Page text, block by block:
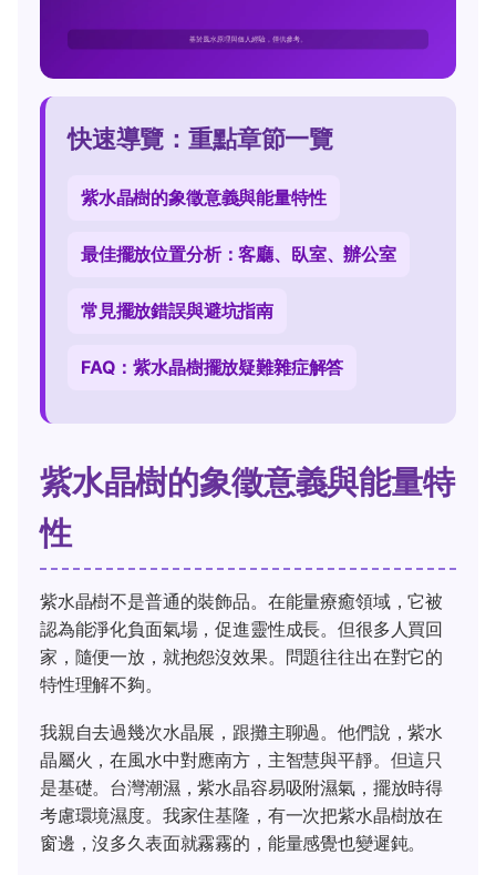
快速導覽：重點章節一覽
紫水晶樹的象徵意義與能量特性
最佳擺放位置分析：客廳、臥室、辦公室
常見擺放錯誤與避坑指南
FAQ：紫水晶樹擺放疑難雜症解答
紫水晶樹的象徵意義與能量特
性
紫水晶樹不是普通的裝飾品。在能量療癒領域，它被
認為能淨化負面氣場，促進靈性成長。但很多人買回
家，隨便一放，就抱怨沒效果。問題往往出在對它的
特性理解不夠。
我親自去過幾次水晶展，跟攤主聊過。他們說，紫水
晶屬火，在風水中對應南方，主智慧與平靜。但這只
是基礎。台灣潮濕，紫水晶容易吸附濕氣，擺放時得
考慮環境濕度。我家住基隆，有一次把紫水晶樹放在
窗邊，沒多久表面就霧霧的，能量感覺也變遲鈍。